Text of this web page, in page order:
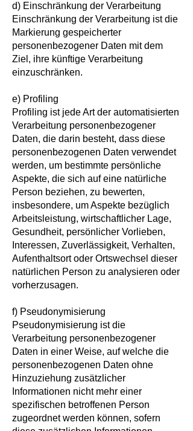
d) Einschränkung der Verarbeitung
Einschränkung der Verarbeitung ist die
Markierung gespeicherter
personenbezogener Daten mit dem
Ziel, ihre künftige Verarbeitung
einzuschränken.
e) Profiling
Profiling ist jede Art der automatisierten
Verarbeitung personenbezogener
Daten, die darin besteht, dass diese
personenbezogenen Daten verwendet
werden, um bestimmte persönliche
Aspekte, die sich auf eine natürliche
Person beziehen, zu bewerten,
insbesondere, um Aspekte bezüglich
Arbeitsleistung, wirtschaftlicher Lage,
Gesundheit, persönlicher Vorlieben,
Interessen, Zuverlässigkeit, Verhalten,
Aufenthaltsort oder Ortswechsel dieser
natürlichen Person zu analysieren oder
vorherzusagen.
f) Pseudonymisierung
Pseudonymisierung ist die
Verarbeitung personenbezogener
Daten in einer Weise, auf welche die
personenbezogenen Daten ohne
Hinzuziehung zusätzlicher
Informationen nicht mehr einer
spezifischen betroffenen Person
zugeordnet werden können, sofern